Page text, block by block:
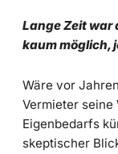
Lange Zeit war
kaum möglich,
Wäre vor
Vermieter seine
Eigenbedarfs
skeptischer